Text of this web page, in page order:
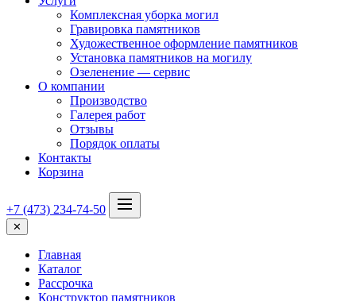
Комплексная уборка могил
Гравировка памятников
Художественное оформление памятников
Установка памятников на могилу
Озеленение — сервис
О компании
Производство
Галерея работ
Отзывы
Порядок оплаты
Контакты
Корзина
+7 (473) 234-74-50
✕
Главная
Каталог
Рассрочка
Конструктор памятников